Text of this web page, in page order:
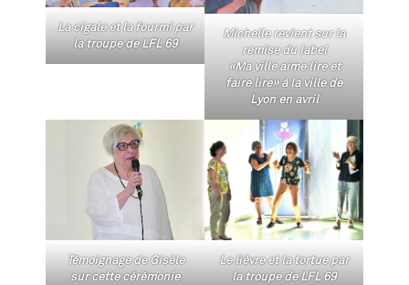
La cigale et la fourmi par
la troupe de LFL 69
Michelle revient sur la
remise du label
«Ma ville aime lire et
faire lire» à la ville de
Lyon en avril
Témoignage de Gisèle
sur cette cérémonie
Le lièvre et la tortue par
la troupe de LFL 69